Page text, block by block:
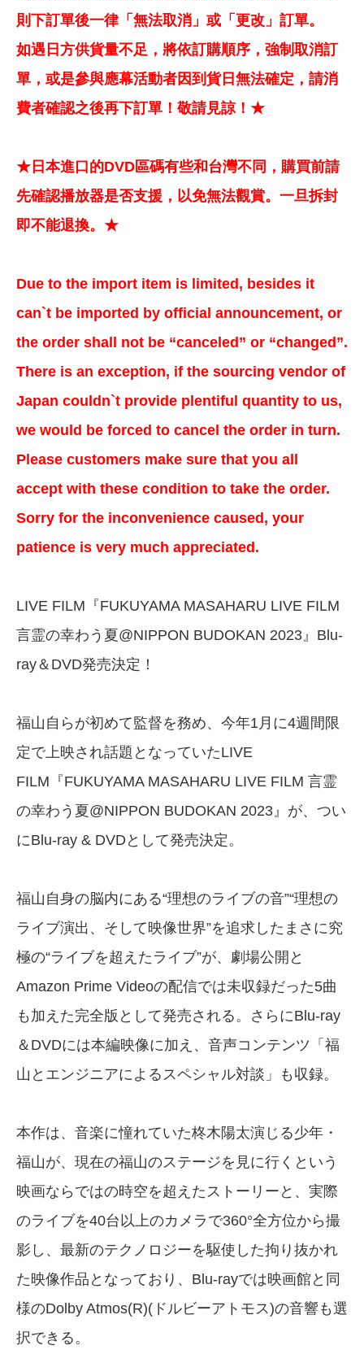
則下訂單後一律「無法取消」或「更改」訂單。
如遇日方供貨量不足，將依訂購順序，強制取消訂
單，或是參與應幕活動者因到貨日無法確定，請消
費者確認之後再下訂單！敬請見諒！★
★日本進口的DVD區碼有些和台灣不同，購買前請
先確認播放器是否支援，以免無法觀賞。一旦拆封
即不能退換。★
Due to the import item is limited, besides it
can`t be imported by official announcement, or
the order shall not be “canceled” or “changed”.
There is an exception, if the sourcing vendor of
Japan couldn`t provide plentiful quantity to us,
we would be forced to cancel the order in turn.
Please customers make sure that you all
accept with these condition to take the order.
Sorry for the inconvenience caused, your
patience is very much appreciated.
LIVE FILM『FUKUYAMA MASAHARU LIVE FILM
言霊の幸わう夏@NIPPON BUDOKAN 2023』Blu-
ray＆DVD発売決定！
福山自らが初めて監督を務め、今年1月に4週間限
定で上映され話題となっていたLIVE
FILM『FUKUYAMA MASAHARU LIVE FILM 言霊
の幸わう夏@NIPPON BUDOKAN 2023』が、つい
にBlu-ray & DVDとして発売決定。
福山自身の脳内にある“理想のライブの音”“理想の
ライブ演出、そして映像世界”を追求したまさに究
極の“ライブを超えたライブ”が、劇場公開と
Amazon Prime Videoの配信では未収録だった5曲
も加えた完全版として発売される。さらにBlu-ray
＆DVDには本編映像に加え、音声コンテンツ「福
山とエンジニアによるスペシャル対談」も収録。
本作は、音楽に憧れていた柊木陽太演じる少年・
福山が、現在の福山のステージを見に行くという
映画ならではの時空を超えたストーリーと、実際
のライブを40台以上のカメラで360°全方位から撮
影し、最新のテクノロジーを駆使した拘り抜かれ
た映像作品となっており、Blu-rayでは映画館と同
様のDolby Atmos(R)(ドルビーアトモス)の音響も選
択できる。